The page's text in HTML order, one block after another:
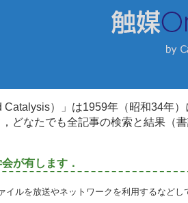
Catalysis）」は1959年（昭和34年
どなたでも全記事の検索と結果（
が有します．
イルを放送やネットワークを利用するなど